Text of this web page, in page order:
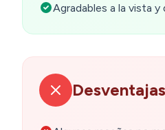
Agradables a la vista
Desventajas